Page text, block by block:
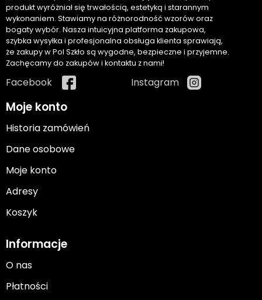
produkt wyróżniał się trwałością, estetyką i starannym
wykonaniem. Stawiamy na różnorodność wzorów oraz
bogaty wybór. Nasza intuicyjna platforma zakupowa,
szybka wysyłka i profesjonalna obsługa klienta sprawiają,
że zakupy w Pol Szkło są wygodne, bezpieczne i przyjemne.
Zachęcamy do zakupów i kontaktu z nami!
Facebook Instagram
Moje konto
Historia zamówień
Dane osobowe
Moje konto
Adresy
Koszyk
Informacje
O nas
Płatności